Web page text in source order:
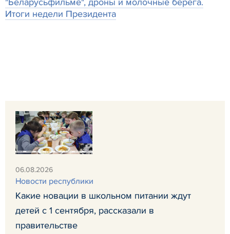
Итоги недели Президента
06.08.2026
Новости республики
Какие новации в школьном питании ждут
детей с 1 сентября, рассказали в
правительстве